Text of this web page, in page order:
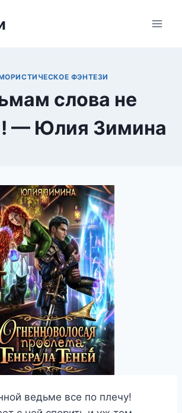
ФЭНТЕЗИ
слова не
— Юлия Зимина
ведьме все по плечу!